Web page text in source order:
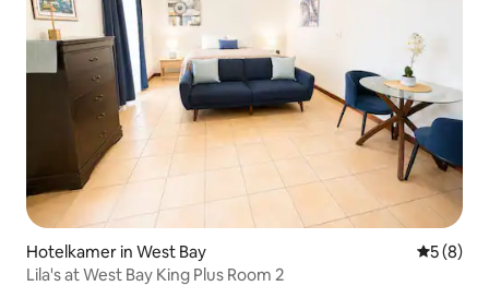
Hotelkamer in West Bay
5 (8)
Lila's at West Bay King Plus Room 2